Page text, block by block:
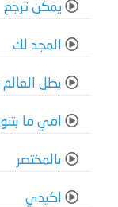
يمكن ترجع
المجد لك
بطل العالم
امي ما
بالمختصر
اكيدي